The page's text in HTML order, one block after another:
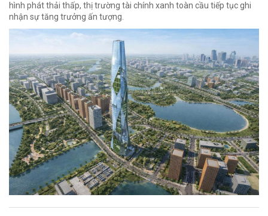
hình phát thải thấp, thị trường tài chính xanh toàn cầu tiếp tục ghi
nhận sự tăng trưởng ấn tượng.